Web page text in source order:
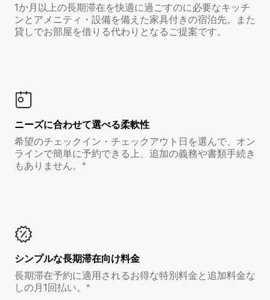
1か月以上の長期滞在を快適に過ごすのに必要なキッチ
ンとアメニティ・設備を備えた家具付きの宿泊先。また
貸しでお部屋を借りる代わりとなるご提案です。
ニーズに合わせて選べる柔軟性
希望のチェックイン・チェックアウト日を選んで、オン
ラインで簡単に予約できる上、追加の義務や書類手続き
もありません。*
シンプルな長期滞在向け料金
長期滞在予約に適用されるお得な特別料金と追加料金な
しの月1回払い。*